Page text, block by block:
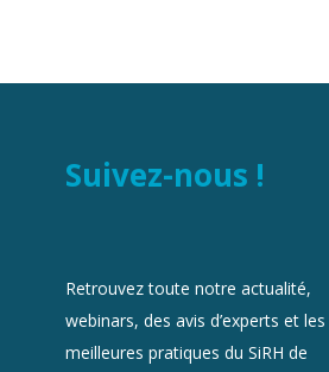
Suivez-nous !
Retrouvez toute notre actualité,
webinars, des avis d’experts et les
meilleures pratiques du SiRH de